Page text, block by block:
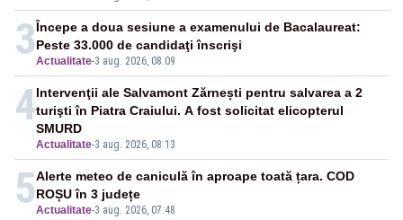
3Actualitate-3 aug. 2026, 08:09
Începe a doua sesiune a examenului de Bacalaureat:
Peste 33.000 de candidaţi înscrişi
4
Actualitate-3 aug. 2026, 08:13
Intervenţii ale Salvamont Zărnești pentru salvarea a 2
turişti în Piatra Craiului. A fost solicitat elicopterul
SMURD
5Actualitate-3 aug. 2026, 07:48
Alerte meteo de caniculă în aproape toată țara. COD
ROȘU în 3 județe